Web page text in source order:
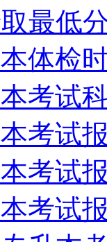
最低
体检
考试
考试
考试
考试